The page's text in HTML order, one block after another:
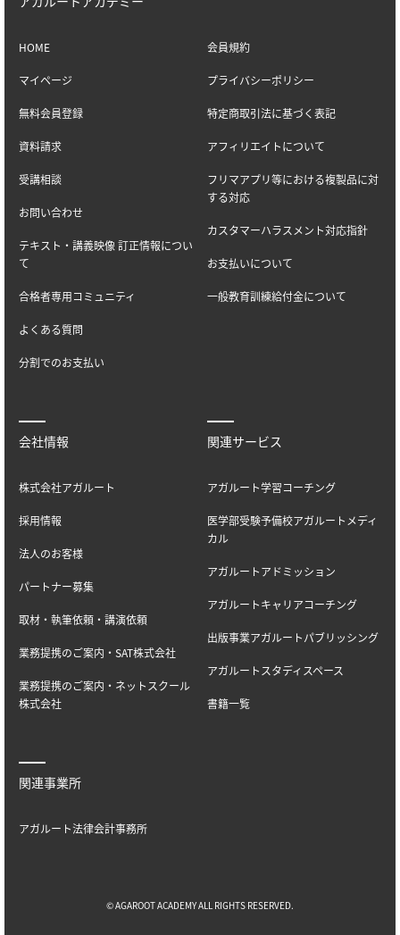
HOME
マイページ
無料会員登録
資料請求
受講相談
お問い合わせ
テキスト・講義映像 訂正情報につい
て
合格者専用コミュニティ
よくある質問
分割でのお支払い
会員規約
プライバシーポリシー
特定商取引法に基づく表記
アフィリエイトについて
フリマアプリ等における複製品に対
する対応
カスタマーハラスメント対応指針
お支払いについて
一般教育訓練給付金について
会社情報
株式会社アガルート
採用情報
法人のお客様
パートナー募集
取材・執筆依頼・講演依頼
業務提携のご案内・SAT株式会社
業務提携のご案内・ネットスクール
株式会社
関連サービス
アガルート学習コーチング
医学部受験予備校アガルートメディ
カル
アガルートアドミッション
アガルートキャリアコーチング
出版事業アガルートパブリッシング
アガルートスタディスペース
書籍一覧
関連事業所
アガルート法律会計事務所
© AGAROOT ACADEMY ALL RIGHTS RESERVED.